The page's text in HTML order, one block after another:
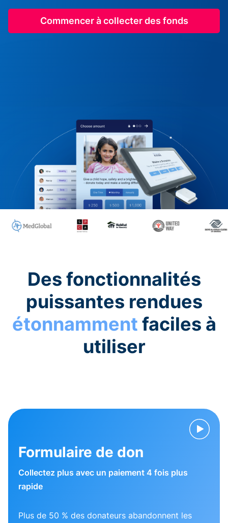
Commencer à collecter des fonds
Des fonctionnalités
puissantes rendues
étonnamment faciles à
utiliser
Formulaire de don
Collectez plus avec un paiement 4 fois plus
rapide
Plus de 50 % des donateurs abandonnent les